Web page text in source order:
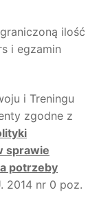
ilość
i egzamin
i Treningu
zgodne z
sprawie
potrzeby
2014 nr 0 poz.